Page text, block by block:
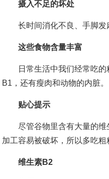
摄入不足的坏处
长时间消化不良、手脚发
这些食物含量丰富
日常生活中我们经常吃的
B1，还有瘦肉和动物的内脏。
贴心提示
尽管谷物里含有大量的维
加工容易被破坏，所以多吃粗
维生素B2